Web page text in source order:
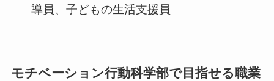
導員、子どもの生活支援員
モチベーション行動科学部で目指せる職業